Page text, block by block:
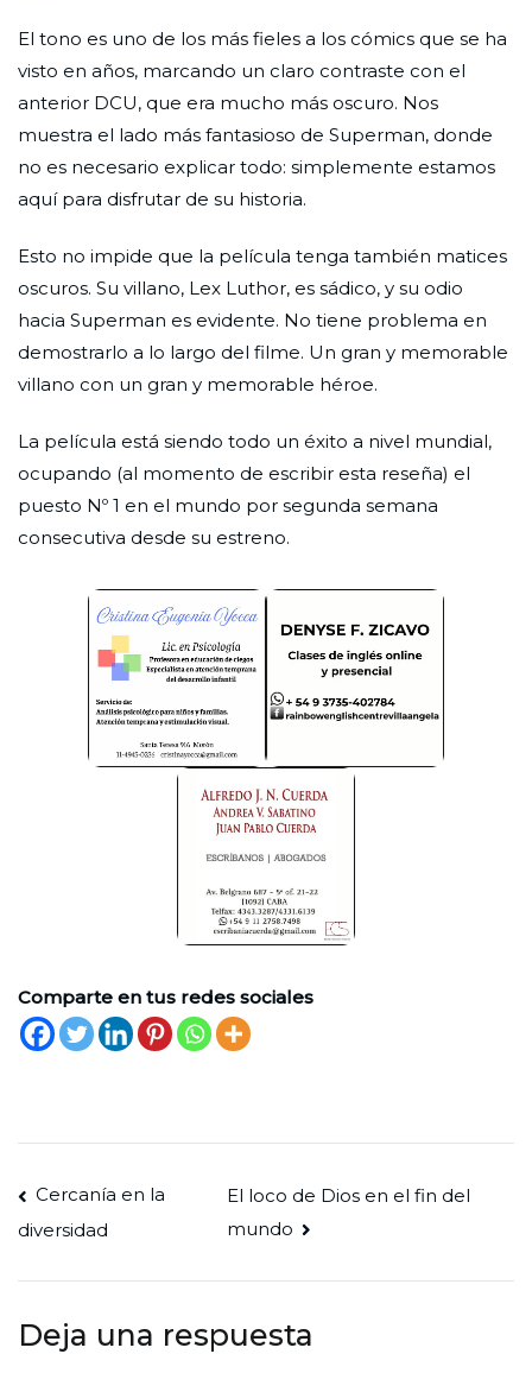
El tono es uno de los más fieles a los cómics que se ha
visto en años, marcando un claro contraste con el
anterior DCU, que era mucho más oscuro. Nos
muestra el lado más fantasioso de Superman, donde
no es necesario explicar todo: simplemente estamos
aquí para disfrutar de su historia.
Esto no impide que la película tenga también matices
oscuros. Su villano, Lex Luthor, es sádico, y su odio
hacia Superman es evidente. No tiene problema en
demostrarlo a lo largo del filme. Un gran y memorable
villano con un gran y memorable héroe.
La película está siendo todo un éxito a nivel mundial,
ocupando (al momento de escribir esta reseña) el
puesto Nº 1 en el mundo por segunda semana
consecutiva desde su estreno.
Comparte en tus redes sociales
Navegación
de
Cercanía en la
diversidad
El loco de Dios en el fin del
mundo
Deja una respuesta